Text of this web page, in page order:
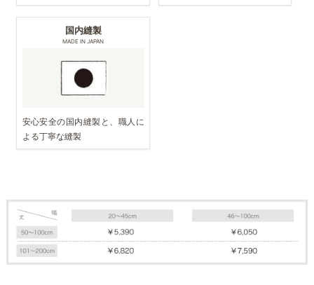
国内縫製
MADE IN JAPAN
安心安全の国内縫製と、職人に
よる丁寧な縫製